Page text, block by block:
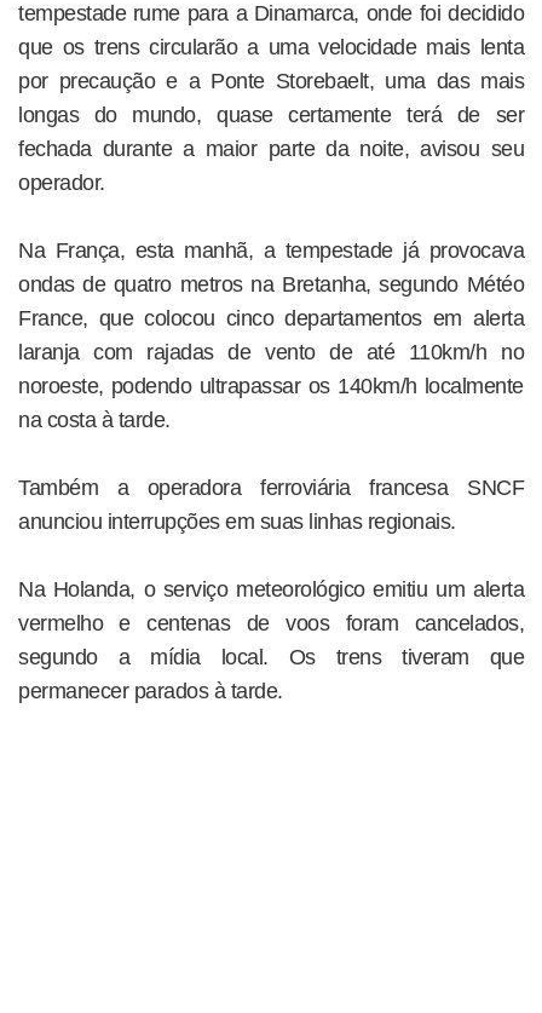
tempestade rume para a Dinamarca, onde foi decidido
que os trens circularão a uma velocidade mais lenta
por precaução e a Ponte Storebaelt, uma das mais
longas do mundo, quase certamente terá de ser
fechada durante a maior parte da noite, avisou seu
operador.
Na França, esta manhã, a tempestade já provocava
ondas de quatro metros na Bretanha, segundo Météo
France, que colocou cinco departamentos em alerta
laranja com rajadas de vento de até 110km/h no
noroeste, podendo ultrapassar os 140km/h localmente
na costa à tarde.
Também a operadora ferroviária francesa SNCF
anunciou interrupções em suas linhas regionais.
Na Holanda, o serviço meteorológico emitiu um alerta
vermelho e centenas de voos foram cancelados,
segundo a mídia local. Os trens tiveram que
permanecer parados à tarde.